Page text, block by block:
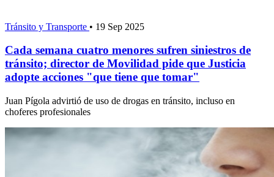
Tránsito y Transporte • 19 Sep 2025
Cada semana cuatro menores sufren siniestros de
tránsito; director de Movilidad pide que Justicia
adopte acciones "que tiene que tomar"
Juan Pígola advirtió de uso de drogas en tránsito, incluso en
choferes profesionales